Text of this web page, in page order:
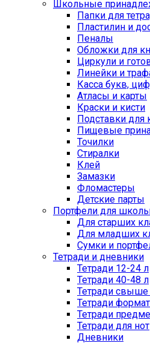
Школьные
Папки для
Пластилин и
Пеналы
Обложки для
Циркули и
Линейки и
Касса букв,
Атласы и карты
Краски и кисти
Подставки для
Пищевые
Точилки
Стиралки
Клей
Замазки
Фломастеры
Детские парты
Портфели для
Для старших
Для младших
Сумки и
Тетради и дневники
Тетради 12-24 л
Тетради 40-48 л
Тетради свыше
Тетради
Тетради
Тетради для нот
Дневники